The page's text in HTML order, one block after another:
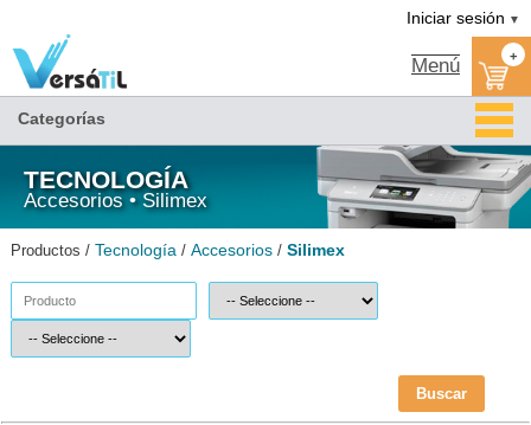
Iniciar sesión ▼
Menú +
Categorías
TECNOLOGÍA
Accesorios • Silimex
Productos / Tecnología / Accesorios / Silimex
Buscar